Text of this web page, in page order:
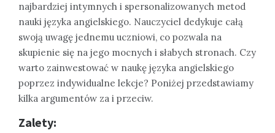
najbardziej intymnych i spersonalizowanych metod
nauki języka angielskiego. Nauczyciel dedykuje całą
swoją uwagę jednemu uczniowi, co pozwala na
skupienie się na jego mocnych i słabych stronach. Czy
warto zainwestować w naukę języka angielskiego
poprzez indywidualne lekcje? Poniżej przedstawiamy
kilka argumentów za i przeciw.
Zalety: